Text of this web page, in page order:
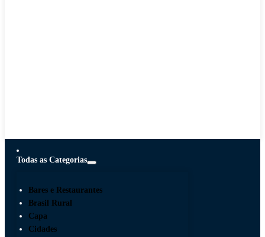
Todas as Categorias
Bares e Restaurantes
Brasil Rural
Capa
Cidades